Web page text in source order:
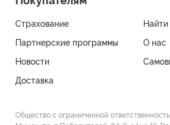
Страхование
Найти
Партнерские программы
О нас
Новости
Доставка
Общество с ограниченной